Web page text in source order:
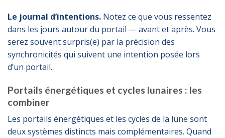
Le journal d’intentions. Notez ce que vous ressentez
dans les jours autour du portail — avant et après. Vous
serez souvent surpris(e) par la précision des
synchronicités qui suivent une intention posée lors
d’un portail.
Portails énergétiques et cycles lunaires : les
combiner
Les portails énergétiques et les cycles de la lune sont
deux systèmes distincts mais complémentaires. Quand